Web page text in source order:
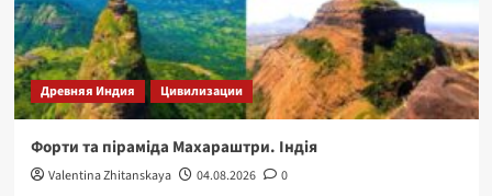
Древняя Индия Цивилизации
Форти та піраміда Махараштри. Індія
Valentina Zhitanskaya 04.08.2026 0